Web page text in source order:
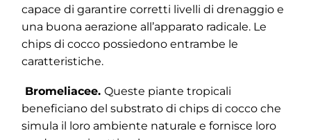
capace di garantire corretti livelli di drenaggio e
una buona aerazione all’apparato radicale. Le
chips di cocco possiedono entrambe le
caratteristiche.
Bromeliacee. Queste piante tropicali
beneficiano del substrato di chips di cocco che
simula il loro ambiente naturale e fornisce loro